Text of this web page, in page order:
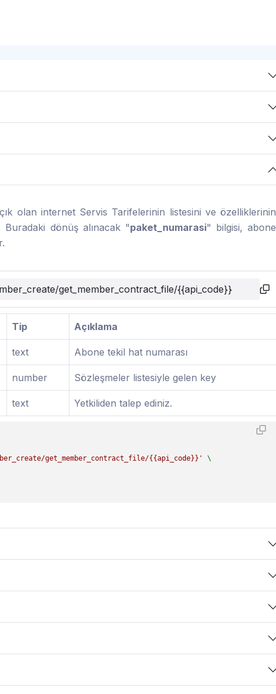
olan internet Servis Tarifelerinin listesini ve özelliklerinin
Buradaki dönüş alınacak "paket_numarasi" bilgisi, abone
get_member_contract_file/{{api_code}}
Tip Açıklama
text Abone tekil hat numarası
number Sözleşmeler listesiyle gelen key
text Yetkiliden talep ediniz.
get_member_contract_file/{{api_code}}'
\